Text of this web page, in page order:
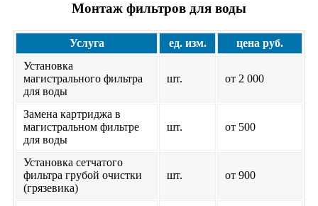
Монтаж фильтров для воды
Услуга ед. изм.
цена руб.
Установка
магистрального фильтра
для воды
шт. от 2 000
Замена картриджа в
магистральном фильтре
для воды
шт. от 500
Установка сетчатого
фильтра грубой очистки
(грязевика)
шт. от 900